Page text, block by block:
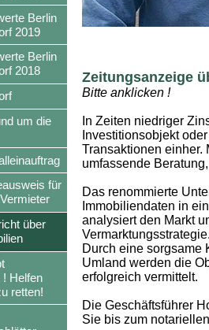
Berlin
2019
Berlin
2018
um die
für
über
! Helfen
retten!
Zeitungsanzeige
Bitte anklicken !
In Zeiten niedriger
Investitionsobjekt
Transaktionen einher.
umfassende
Das renommierte
Immobiliendaten in
analysiert den Markt
Vermarktungsstrategie.
Durch eine sorgsame
Umland werden die
erfolgreich vermittelt.
Die Geschäftsführer
Sie bis zum